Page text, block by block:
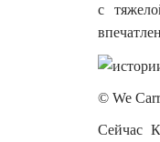
с
© We
Сейчас